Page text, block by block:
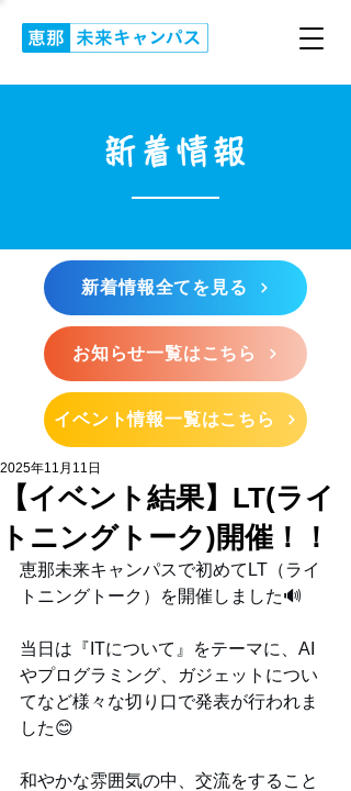
新着情報
新着情報全てを見る
お知らせ一覧はこちら
イベント情報一覧はこちら
【イベント結果】LT(ライ
トニングトーク)開催！！
2025年11月11日
恵那未来キャンパスで初めてLT（ライ
トニングトーク）を開催しました🔊
当日は『ITについて』をテーマに、AI
やプログラミング、ガジェットについ
てなど様々な切り口で発表が行われま
した😊
和やかな雰囲気の中、交流をすること